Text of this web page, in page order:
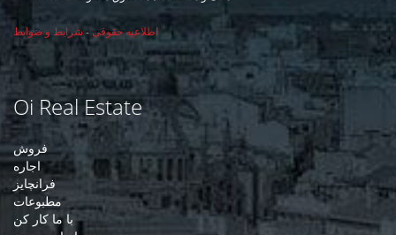
اطلاعیه حقوقی- شرایط و ضوابط
Oi Real Estate
فروش
اجاره
فرانچایز
مطبوعات
با ما کار کن